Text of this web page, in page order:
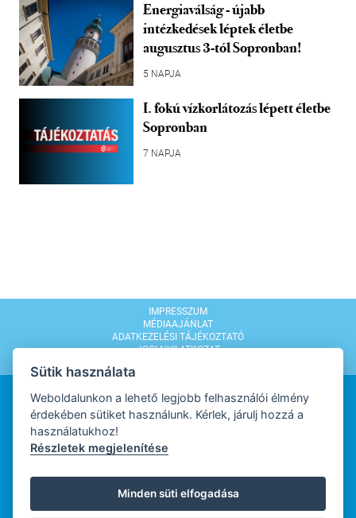
Energiaválság - újabb
intézkedések léptek életbe
augusztus 3-tól Sopronban!
5 NAPJA
I. fokú vízkorlátozás lépett életbe
Sopronban
7 NAPJA
IMPRESSZUM
MÉDIAAJÁNLAT
ADATKEZELÉSI TÁJÉKOZTATÓ
JOGI NYILATKOZAT
WEBDESIGN
WEBFEJLESZTŐ
Sütik használata
Weboldalunkon a lehető legjobb felhasználói élmény
érdekében sütiket használunk. Kérlek, járulj hozzá a
használatukhoz!
Részletek megjelenítése
Minden süti elfogadása